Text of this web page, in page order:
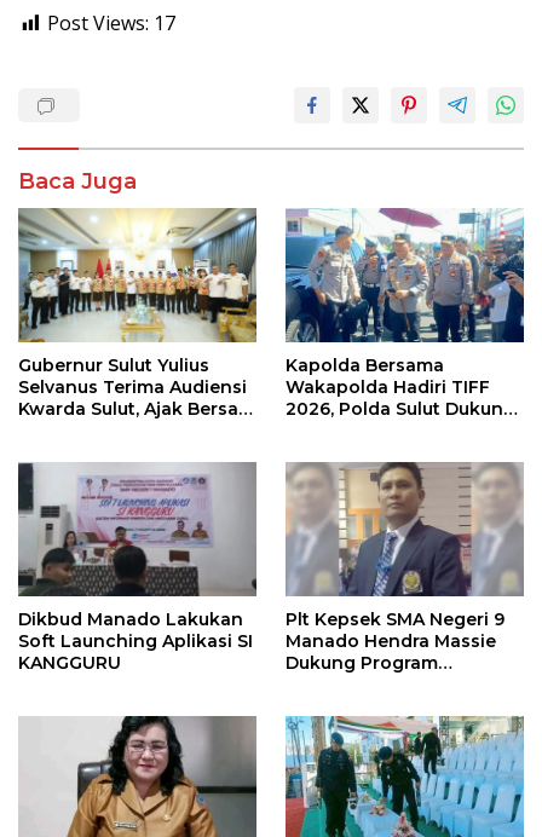
Post Views: 17
Baca Juga
Gubernur Sulut Yulius
Selvanus Terima Audiensi
Kwarda Sulut, Ajak Bersatu
Kapolda Bersama
Wakapolda Hadiri TIFF
2026, Polda Sulut Dukung
Dikbud Manado Lakukan
Soft Launching Aplikasi SI
KANGGURU
Plt Kepsek SMA Negeri 9
Manado Hendra Massie
Dukung Program